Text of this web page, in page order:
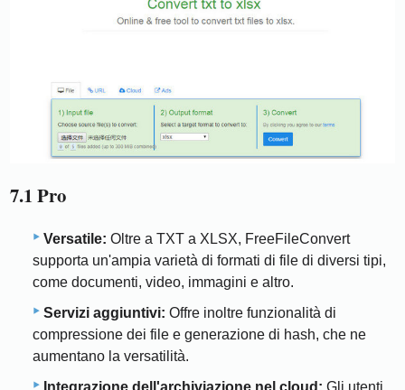
7.1 Pro
Versatile: Oltre a TXT a XLSX, FreeFileConvert
supporta un'ampia varietà di formati di file di diversi tipi,
come documenti, video, immagini e altro.
Servizi aggiuntivi: Offre inoltre funzionalità di
compressione dei file e generazione di hash, che ne
aumentano la versatilità.
Integrazione dell'archiviazione nel cloud: Gli utenti